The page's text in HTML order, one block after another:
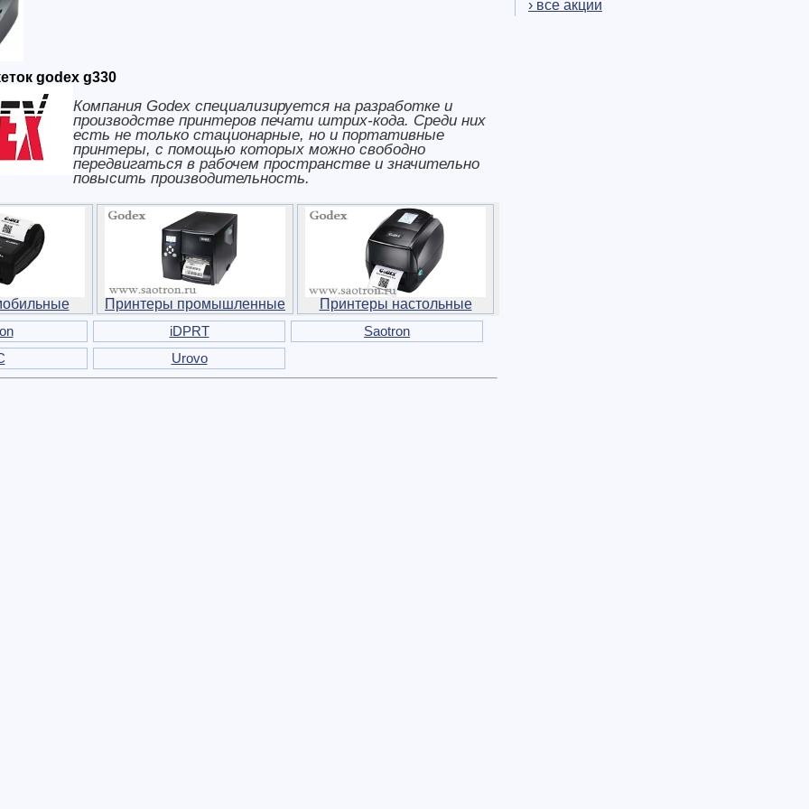
› все акции
godex g330
Компания Godex специализируется на разработке и
производстве принтеров печати штрих-кода. Среди них
есть не только стационарные, но и портативные
принтеры, с помощью которых можно свободно
передвигаться в рабочем пространстве и значительно
повысить производительность.
Принтеры промышленные
Принтеры настольные
iDPRT
Saotron
Urovo